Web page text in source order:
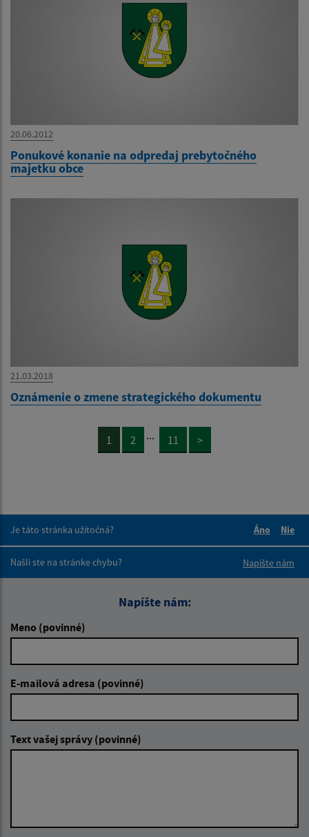
20.06.2012
Ponukové konanie na odpredaj prebytočného
majetku obce
21.03.2018
Oznámenie o zmene strategického dokumentu
1 2 ... 11 >
Je táto stránka užitočná?
Áno
Nie
Našli ste na stránke chybu?
Napíšte nám
Napíšte nám:
Meno (povinné)
E-mailová adresa (povinné)
Text vašej správy (povinné)